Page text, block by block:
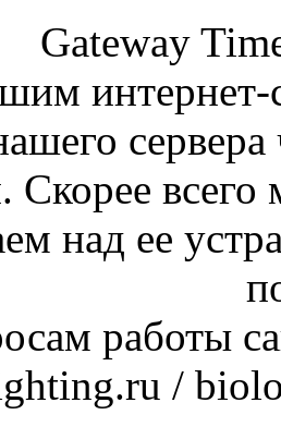
Gateway
интернет-
Скорее
над ее
работы
/